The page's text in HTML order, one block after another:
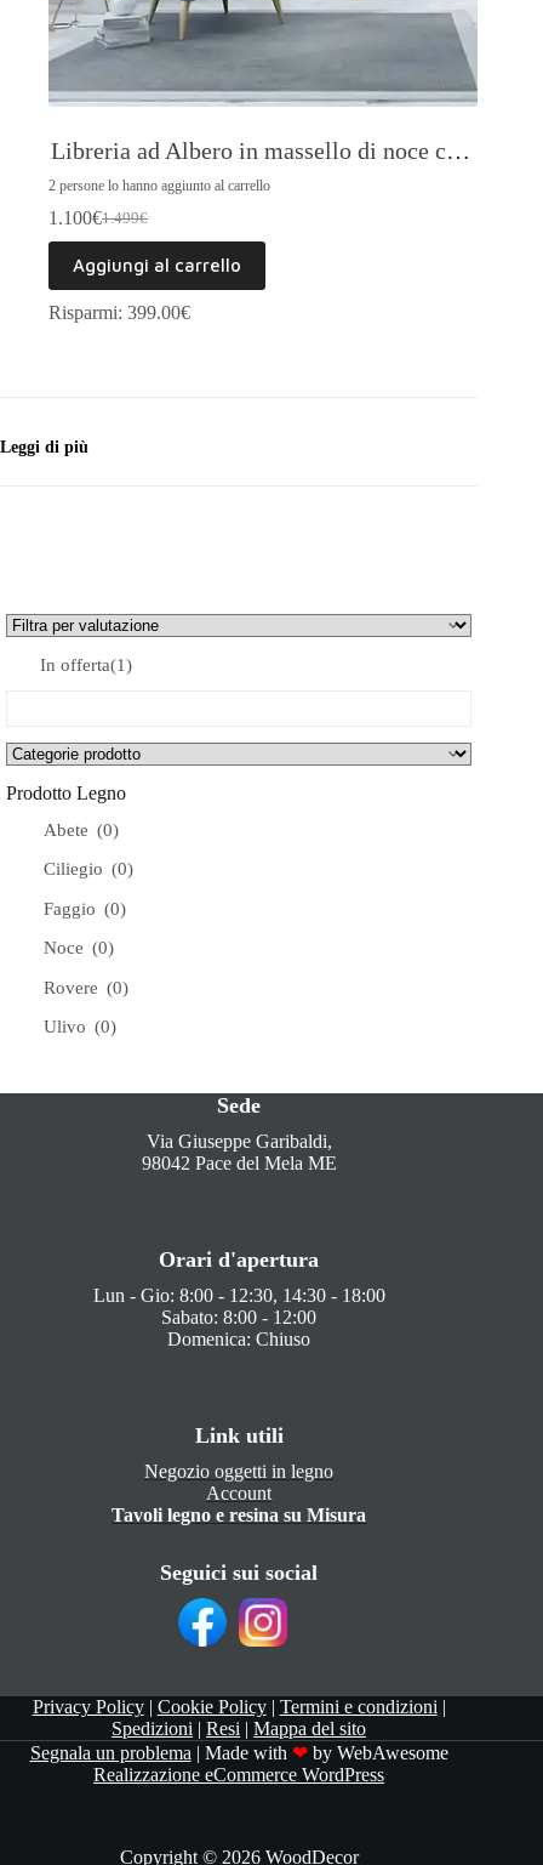
Libreria ad Albero in massello di noce canaletto
2 persone lo hanno aggiunto al carrello
1.499€
Il
originale
era:
1.499€.
1.100€Il
attuale
è:
1.100€.
Aggiungi al carrello
Risparmi: 399.00€
Leggi di più
In offerta(1)
Prodotto Legno
Abete (0)
Ciliegio (0)
Faggio (0)
Noce (0)
Rovere (0)
Ulivo (0)
Sede
Via Giuseppe Garibaldi,
98042 Pace del Mela ME
Orari d'apertura
Lun - Gio: 8:00 - 12:30, 14:30 - 18:00
Sabato: 8:00 - 12:00
Domenica: Chiuso
Link utili
Negozio oggetti in legno
Account
Tavoli legno e resina su Misura
Seguici sui social
Privacy Policy| Cookie Policy| Termini e condizioni |
Spedizioni |Resi |Mappa del sito
Segnala un problema | Made with ❤by WebAwesome
Realizzazione eCommerce WordPress
Copyright © 2026 WoodDecor